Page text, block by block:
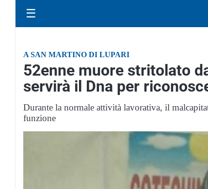
☰
A SAN MARTINO DI LUPARI
52enne muore stritolato
servirà il Dna per
Durante la normale attività lavorativa, il
funzione